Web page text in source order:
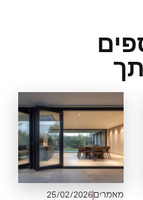
מאמרים25/02/2026